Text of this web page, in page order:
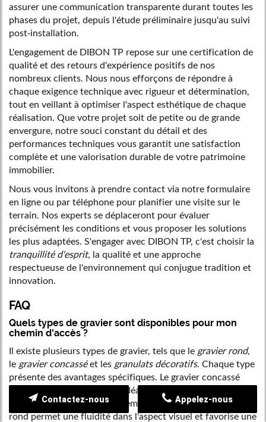
assurer une communication transparente durant toutes les
phases du projet, depuis l'étude préliminaire jusqu'au suivi
post-installation.
L'engagement de DIBON TP repose sur une certification de
qualité et des retours d'expérience positifs de nos
nombreux clients. Nous nous efforçons de répondre à
chaque exigence technique avec rigueur et détermination,
tout en veillant à optimiser l'aspect esthétique de chaque
réalisation. Que votre projet soit de petite ou de grande
envergure, notre souci constant du détail et des
performances techniques vous garantit une satisfaction
complète et une valorisation durable de votre patrimoine
immobilier.
Nous vous invitons à prendre contact via notre formulaire
en ligne ou par téléphone pour planifier une visite sur le
terrain. Nos experts se déplaceront pour évaluer
précisément les conditions et vous proposer les solutions
les plus adaptées. S'engager avec DIBON TP, c'est choisir la
tranquillité d'esprit, la qualité et une approche
respectueuse de l'environnement qui conjugue tradition et
innovation.
FAQ
Quels types de gravier sont disponibles pour mon
chemin d'accès ?
Il existe plusieurs types de gravier, tels que le gravier rond,
le gravier concasséet les granulats décoratifs. Chaque type
présente des avantages spécifiques. Le gravier concassé
offre une texture rugueuse idéale pour résister aux
passages intensifs et aux intempéries, tandis que le gravier
rond permet une fluidité dans l'aspect visuel et favorise une
Appelez-nous
Contactez-nous